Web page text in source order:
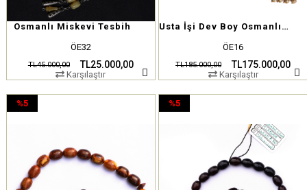
Osmanlı Miskevi Tesbih
ÖE32
TL25.000,00
TL45.000,00
Karşılaştır
Usta İşi Dev Boy Osmanlı Çekoslovak Tesbih
ÖE16
TL175.000,00
TL185.000,00
Karşılaştır
%5
%5